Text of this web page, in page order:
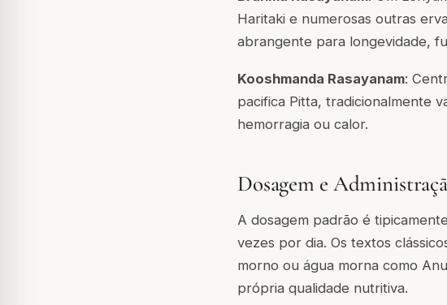
Haritaki e numerosas outras
abrangente para longevidade,
Kooshmanda Rasayanam:
pacifica Pitta, tradicionalmente
hemorragia ou calor.
Dosagem e
A dosagem padrão é
vezes por dia. Os textos
morno ou água morna como
própria qualidade nutritiva.